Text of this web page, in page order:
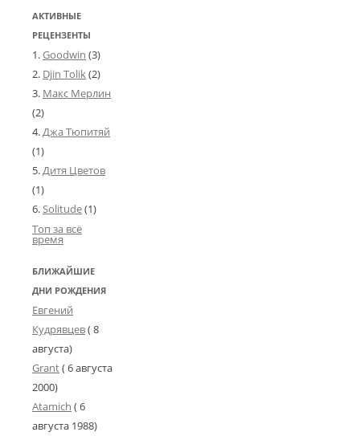
АКТИВНЫЕ
РЕЦЕНЗЕНТЫ
Goodwin (3)
Djin Tolik(2)
Макс Мерлин
(2)
Джа Тюпитяй
(1)
Дитя Цветов
(1)
Solitude(1)
Топ за всё
время
БЛИЖАЙШИЕ
ДНИ РОЖДЕНИЯ
Евгений
Кудрявцев( 8
августа)
Grant(6 августа
2000)
Atamich (6
августа 1988)